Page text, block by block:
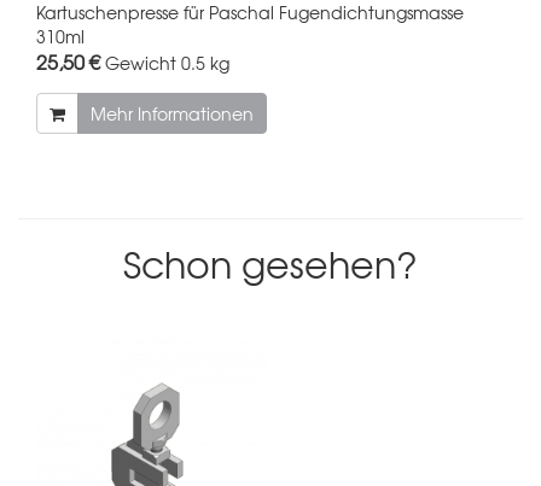
Kartuschenpresse für Paschal Fugendichtungsmasse
310ml
25,50 €Gewicht 0.5 kg
Mehr Informationen
Schon gesehen?